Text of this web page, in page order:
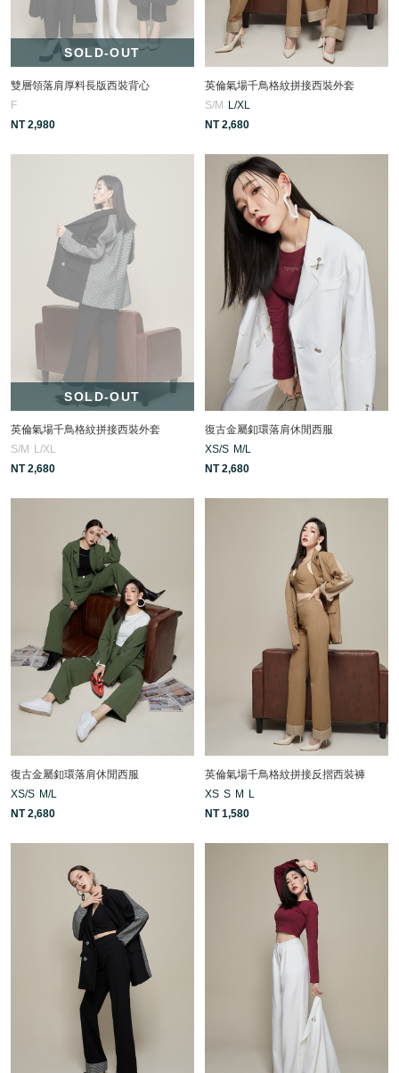
SOLD-OUT
雙層領落肩厚料長版西裝背心
F
NT 2,980
英倫氣場千鳥格紋拼接西裝外套
S/M L/XL
NT 2,680
SOLD-OUT
英倫氣場千鳥格紋拼接西裝外套
S/M
L/XL
NT 2,680
復古金屬釦環落肩休閒西服
XS/S M/L
NT 2,680
復古金屬釦環落肩休閒西服
XS/S M/L
NT 2,680
英倫氣場千鳥格紋拼接反摺西裝褲
XS S M L
NT 1,580